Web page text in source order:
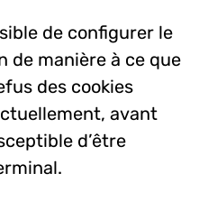
de configurer le
de manière à ce que
des cookies
avant
d’être